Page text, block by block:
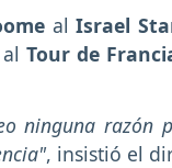
alIsrael
Tour de
ninguna razón
, insistió el